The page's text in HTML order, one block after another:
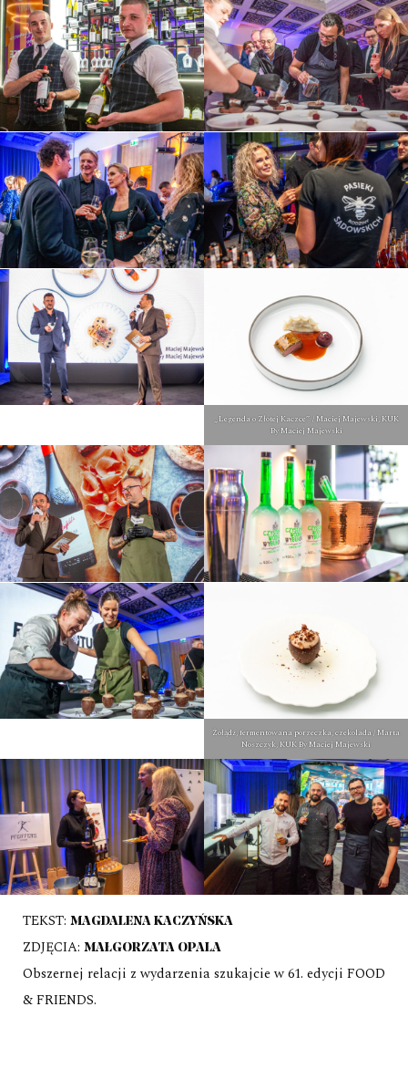
„Legenda o Złotej Kaczce” / Maciej Majewski, KUK
By Maciej Majewski
Żołądź, fermentowana porzeczka, czekolada / Marta
Noszczyk, KUK By Maciej Majewski
TEKST: MAGDALENA KACZYŃSKA
ZDJĘCIA: MAŁGORZATA OPALA
Obszernej relacji z wydarzenia szukajcie w 61. edycji FOOD
& FRIENDS.